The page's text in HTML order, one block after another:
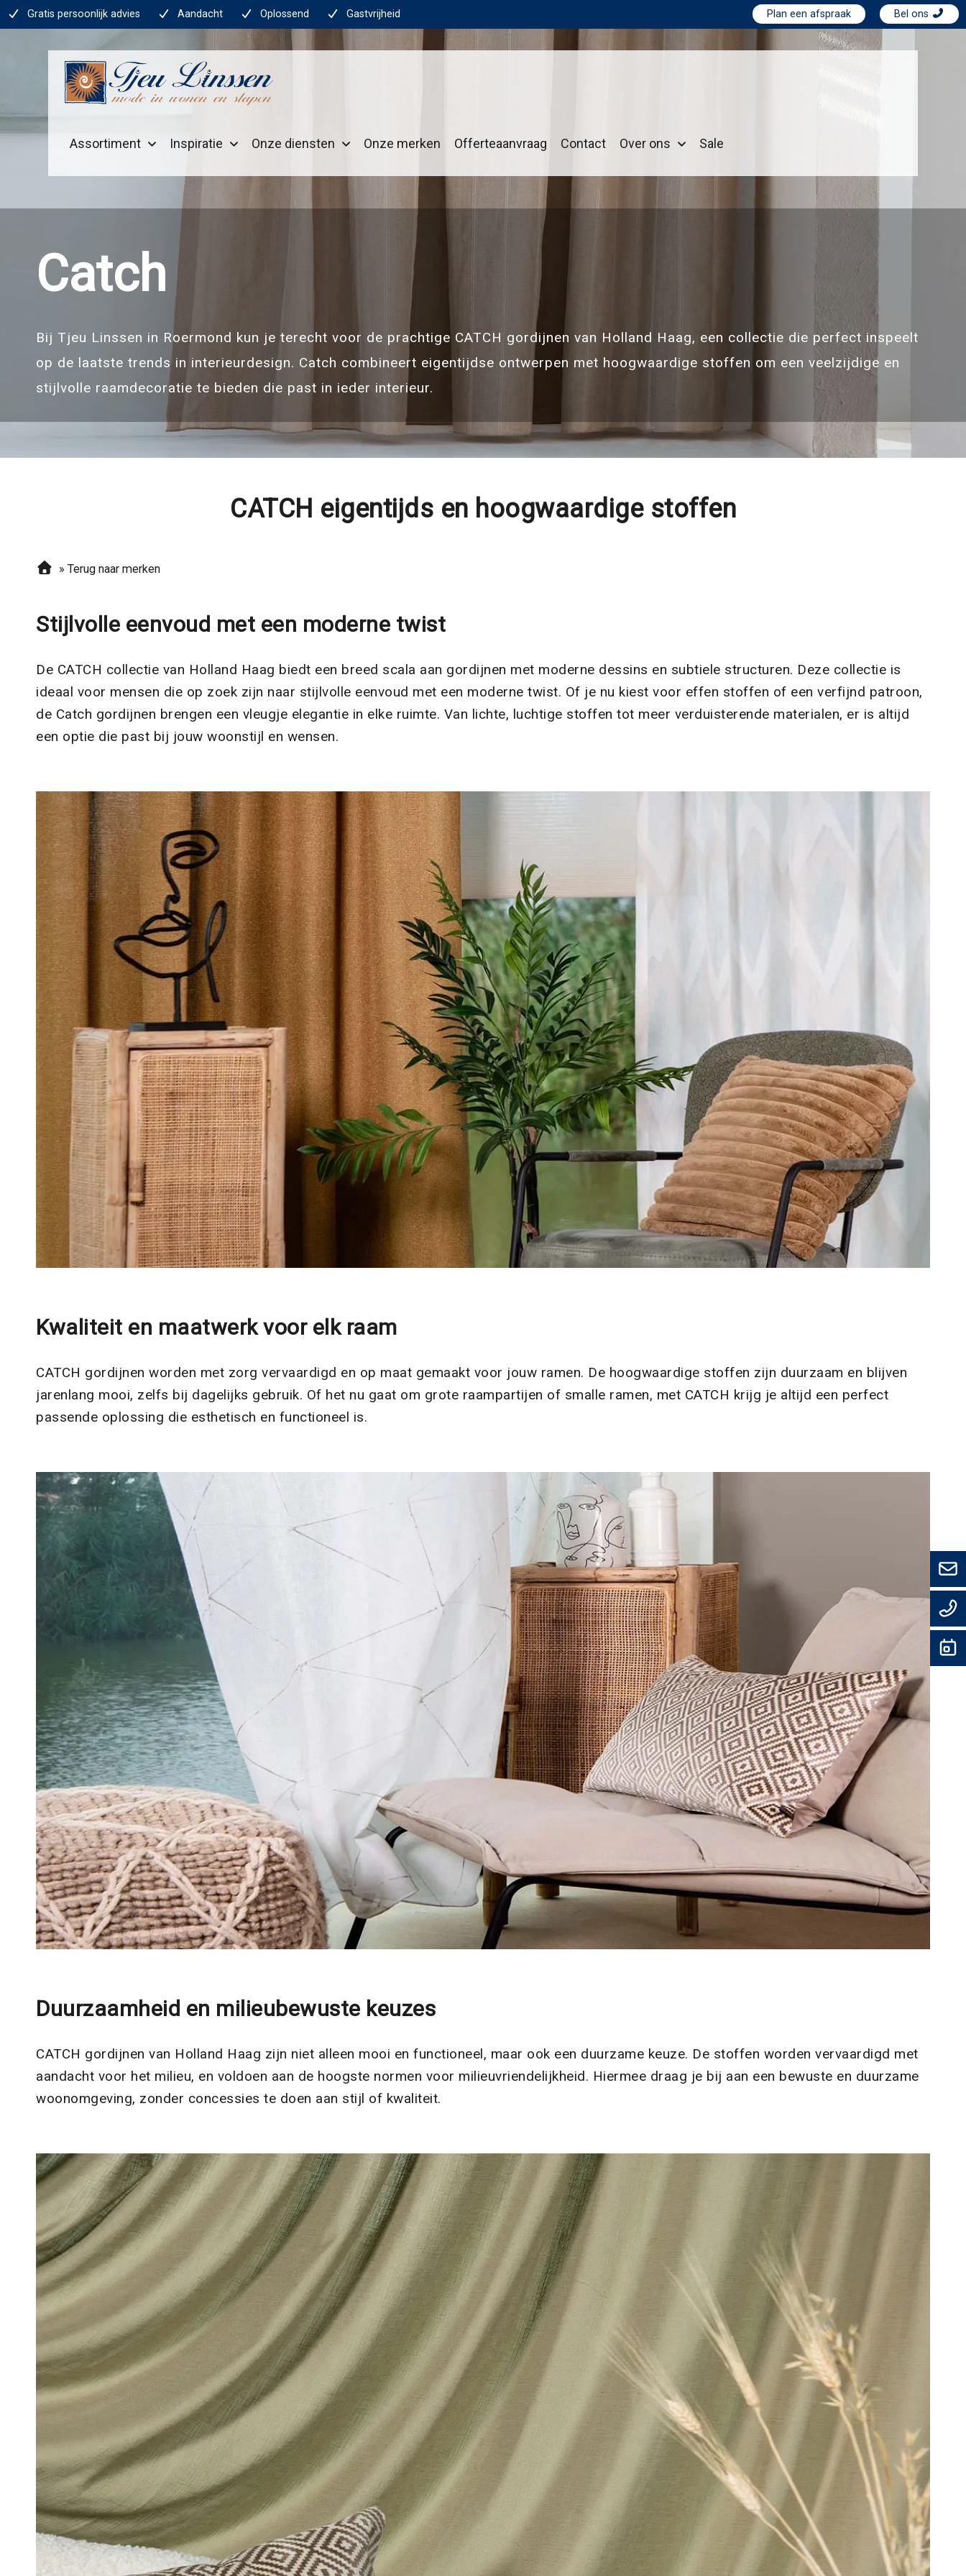
Gratis persoonlijk advies Aandacht Oplossend Gastvrijheid Plan een afspraak Bel ons
Assortiment Inspiratie Onze diensten Onze merken Offerteaanvraag Contact Over ons Sale
Catch
Bij Tjeu Linssen in Roermond kun je terecht voor de prachtige CATCH gordijnen van Holland Haag, een collectie die perfect inspeelt
op de laatste trends in interieurdesign. Catch combineert eigentijdse ontwerpen met hoogwaardige stoffen om een veelzijdige en
stijlvolle raamdecoratie te bieden die past in ieder interieur.
CATCH eigentijds en hoogwaardige stoffen
Stijlvolle eenvoud met een moderne twist
De CATCH collectie van Holland Haag biedt een breed scala aan gordijnen met moderne dessins en subtiele structuren. Deze collectie is
ideaal voor mensen die op zoek zijn naar stijlvolle eenvoud met een moderne twist. Of je nu kiest voor effen stoffen of een verfijnd patroon,
de Catch gordijnen brengen een vleugje elegantie in elke ruimte. Van lichte, luchtige stoffen tot meer verduisterende materialen, er is altijd
een optie die past bij jouw woonstijl en wensen.
Kwaliteit en maatwerk voor elk raam
CATCH gordijnen worden met zorg vervaardigd en op maat gemaakt voor jouw ramen. De hoogwaardige stoffen zijn duurzaam en blijven
jarenlang mooi, zelfs bij dagelijks gebruik. Of het nu gaat om grote raampartijen of smalle ramen, met CATCH krijg je altijd een perfect
passende oplossing die esthetisch en functioneel is.
Duurzaamheid en milieubewuste keuzes
CATCH gordijnen van Holland Haag zijn niet alleen mooi en functioneel, maar ook een duurzame keuze. De stoffen worden vervaardigd met
aandacht voor het milieu, en voldoen aan de hoogste normen voor milieuvriendelijkheid. Hiermee draag je bij aan een bewuste en duurzame
woonomgeving, zonder concessies te doen aan stijl of kwaliteit.
»Terug naar merken